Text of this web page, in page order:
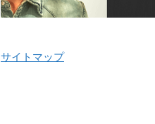
サイトマップ